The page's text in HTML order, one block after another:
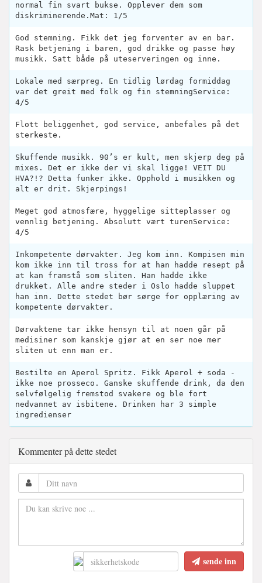
normal fin svart bukse. Opplever dem som
diskriminerende.Mat: 1/5
God stemning. Fikk det jeg forventer av en bar.
Rask betjening i baren, god drikke og passe høy
musikk. Satt både på uteserveringen og inne.
Lokale med særpreg. En tidlig lørdag formiddag
var det greit med folk og fin stemningService:
4/5
Flott beliggenhet, god service, anbefales på det
sterkeste.
Skuffende musikk. 90’s er kult, men skjerp deg på
mixes. Det er ikke der vi skal ligge! VEIT DU
HVA?!? Detta funker ikke. Opphold i musikken og
alt er drit. Skjerpings!
Meget god atmosfære, hyggelige sitteplasser og
vennlig betjening. Absolutt vært turenService:
4/5
Inkompetente dørvakter. Jeg kom inn. Kompisen min
kom ikke inn til tross for at han hadde resept på
at kan framstå som sliten. Han hadde ikke
drukket. Alle andre steder i Oslo hadde sluppet
han inn. Dette stedet bør sørge for opplæring av
kompetente dørvakter.
Dørvaktene tar ikke hensyn til at noen går på
medisiner som kanskje gjør at en ser noe mer
sliten ut enn man er.
Bestilte en Aperol Spritz. Fikk Aperol + soda -
ikke noe prosseco. Ganske skuffende drink, da den
selvfølgelig fremstod svakere og ble fort
nedvannet av isbitene. Drinken har 3 simple
ingredienser
Kommenter på dette stedet
sende inn